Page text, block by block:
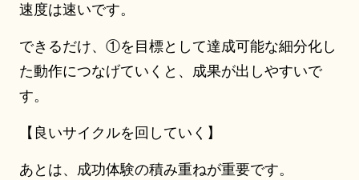
速度は速いです。
できるだけ、①を目標として達成可能な細分化し
た動作につなげていくと、成果が出しやすいで
す。
【良いサイクルを回していく】
あとは、成功体験の積み重ねが重要です。